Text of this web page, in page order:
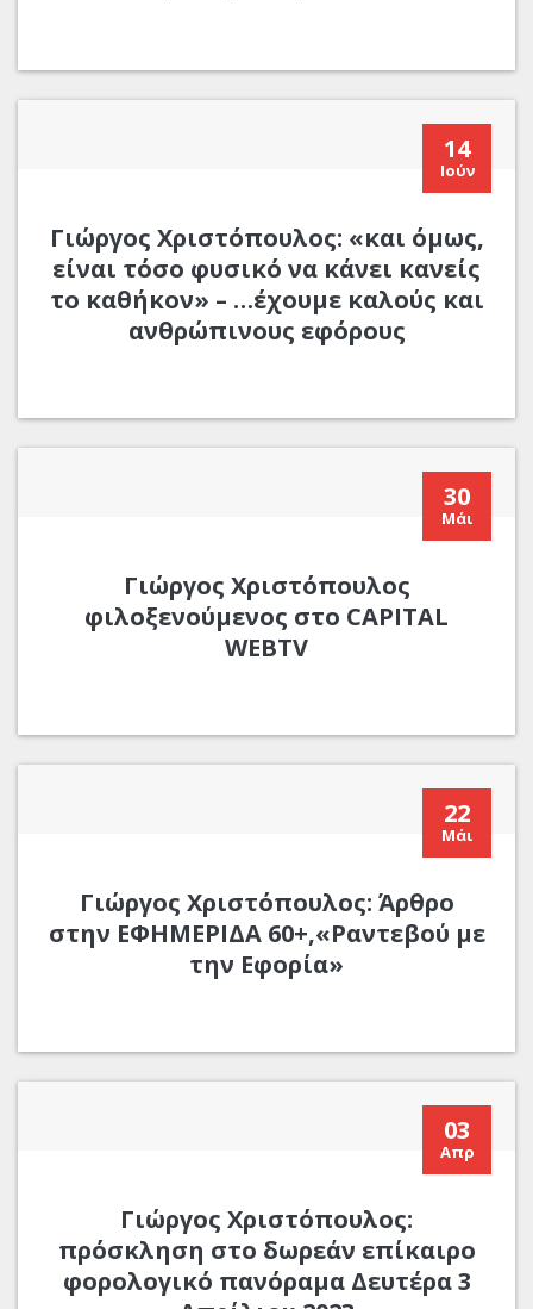
14
Ιούν
Γιώργος Χριστόπουλος: «και όμως,
είναι τόσο φυσικό να κάνει κανείς
το καθήκον» – …έχουμε καλούς και
ανθρώπινους εφόρους
30
Μάι
Γιώργος Χριστόπουλος
φιλοξενούμενος στο CAPITAL
WEBTV
22
Μάι
Γιώργος Χριστόπουλος: Άρθρο
στην ΕΦΗΜΕΡΙΔΑ 60+,«Ραντεβού με
την Εφορία»
03
Απρ
Γιώργος Χριστόπουλος:
πρόσκληση στο δωρεάν επίκαιρο
φορολογικό πανόραμα Δευτέρα 3